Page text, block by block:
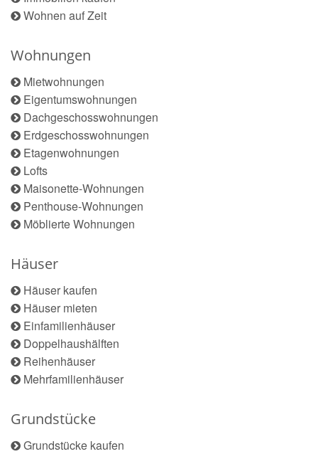
Wohnen auf Zeit
Wohnungen
Mietwohnungen
Eigentumswohnungen
Dachgeschosswohnungen
Erdgeschosswohnungen
Etagenwohnungen
Lofts
Maisonette-Wohnungen
Penthouse-Wohnungen
Möblierte Wohnungen
Häuser
Häuser kaufen
Häuser mieten
Einfamilienhäuser
Doppelhaushälften
Reihenhäuser
Mehrfamilienhäuser
Grundstücke
Grundstücke kaufen